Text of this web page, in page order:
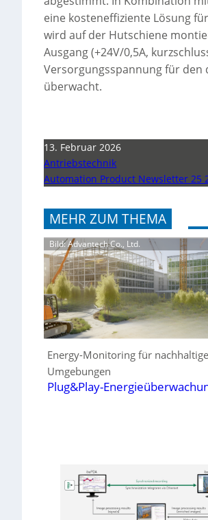
eine kosteneffiziente Lösung
wird auf der Hutschiene
Ausgang (+24V/0,5A,
Versorgungsspannung für
überwacht.
13. Februar 2026
Antriebstechnik
Automation Product Newsletter 25
MEHR ZUM THEMA
Bild: Advantech Co., Ltd.
Energy-Monitoring für nachhaltige
Umgebungen
Plug&Play-